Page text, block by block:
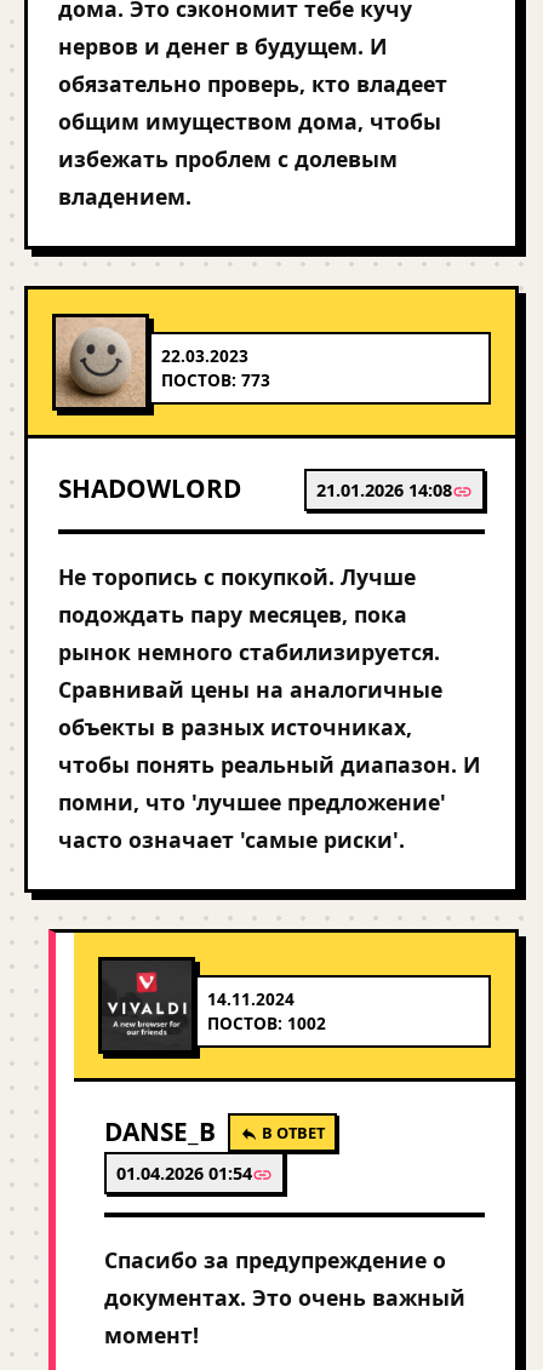
дома. Это сэкономит тебе кучу
нервов и денег в будущем. И
обязательно проверь, кто владеет
общим имуществом дома, чтобы
избежать проблем с долевым
владением.
22.03.2023
ПОСТОВ: 773
SHADOWLORD 21.01.2026 14:08
Не торопись с покупкой. Лучше
подождать пару месяцев, пока
рынок немного стабилизируется.
Сравнивай цены на аналогичные
объекты в разных источниках,
чтобы понять реальный диапазон. И
помни, что 'лучшее предложение'
часто означает 'самые риски'.
14.11.2024
ПОСТОВ: 1002
DANSE_B В ОТВЕТ
01.04.2026 01:54
Спасибо за предупреждение о
документах. Это очень важный
момент!